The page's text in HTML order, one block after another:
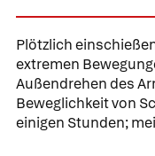
Plötzlich
extremen
Außendrehen des
Beweglichkeit von
einigen Stunden;